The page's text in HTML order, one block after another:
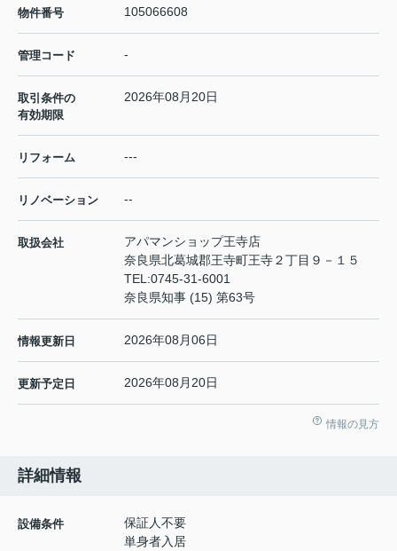
物件番号 105066608
管理コード -
取引条件の
有効期限
2026年08月20日
リフォーム ---
リノベーション --
取扱会社
アパマンショップ王寺店
奈良県北葛城郡王寺町王寺２丁目９－１５
TEL:0745-31-6001
奈良県知事 (15) 第63号
情報更新日 2026年08月06日
更新予定日 2026年08月20日
情報の見方
詳細情報
設備条件
保証人不要
単身者入居